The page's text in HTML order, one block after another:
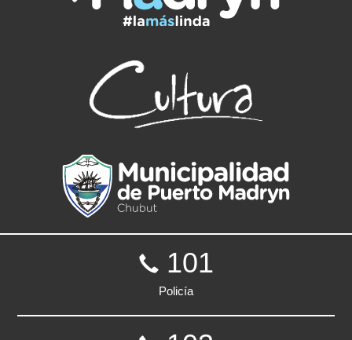
101
Policía